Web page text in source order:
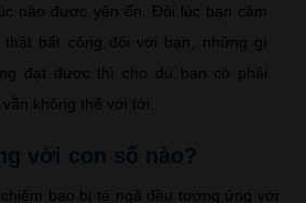
nào được yên ổn. Đôi lúc bạn cảm
bất công đối với bạn, những gì
đạt được thì cho dù bạn có phải
không thể với tới.
với con số nào?
bao bị té ngã đều tương ứng với